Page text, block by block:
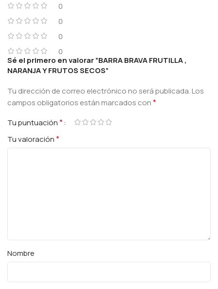
0
0
0
0
Sé el primero en valorar “BARRA BRAVA FRUTILLA ,
NARANJA Y FRUTOS SECOS”
Tu dirección de correo electrónico no será publicada.Los
campos obligatorios están marcados con*
Tu puntuación*
Tu valoración*
Nombre